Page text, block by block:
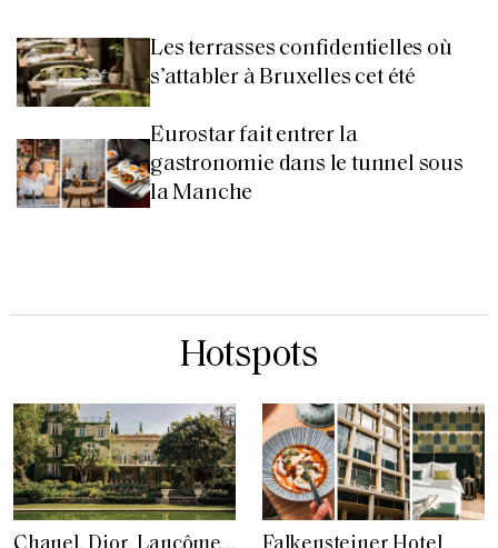
Les terrasses confidentielles où
s’attabler à Bruxelles cet été
Eurostar fait entrer la
gastronomie dans le tunnel sous
la Manche
Hotspots